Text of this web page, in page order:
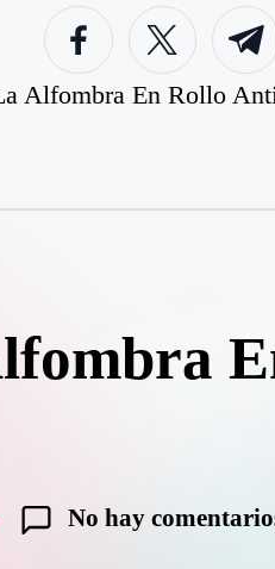
facebook.comtwitter.com
Alfombra En Rollo
No hay